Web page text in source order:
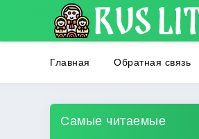
Главная Обратная связь
Самые читаемые